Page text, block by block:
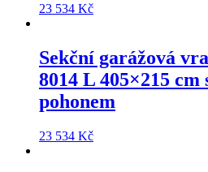
23 534 Kč
Sekční garážová
8014 L 405×215 cm
pohonem
23 534 Kč